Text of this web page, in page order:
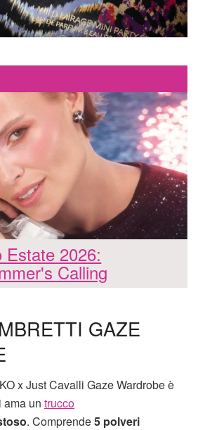
Estate 2026:
Calling
GAZE
x Just Cavalli Gaze Wardrobe è
ama un trucco
. Comprende5 polveri